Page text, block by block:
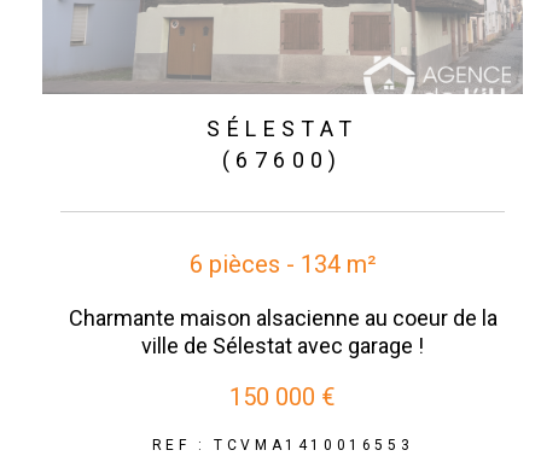
SÉLESTAT
(67600)
6 pièces - 134 m²
Charmante maison alsacienne au coeur de la
ville de Sélestat avec garage !
150 000 €
REF : TCVMA1410016553